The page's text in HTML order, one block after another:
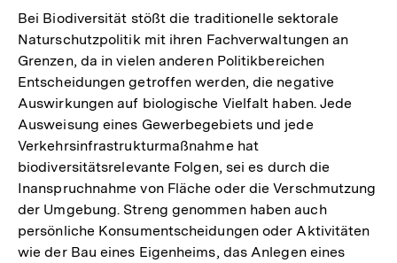
Bei Biodiversität stößt die traditionelle sektorale
Naturschutzpolitik mit ihren Fachverwaltungen an
Grenzen, da in vielen anderen Politikbereichen
Entscheidungen getroffen werden, die negative
Auswirkungen auf biologische Vielfalt haben. Jede
Ausweisung eines Gewerbegebiets und jede
Verkehrsinfrastrukturmaßnahme hat
biodiversitätsrelevante Folgen, sei es durch die
Inanspruchnahme von Fläche oder die Verschmutzung
der Umgebung. Streng genommen haben auch
persönliche Konsumentscheidungen oder Aktivitäten
wie der Bau eines Eigenheims, das Anlegen eines